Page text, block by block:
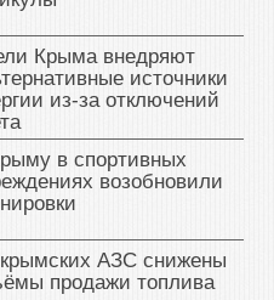
Крыма внедряют
источники
из-за отключений
в спортивных
возобновили
АЗС снижены
продажи топлива